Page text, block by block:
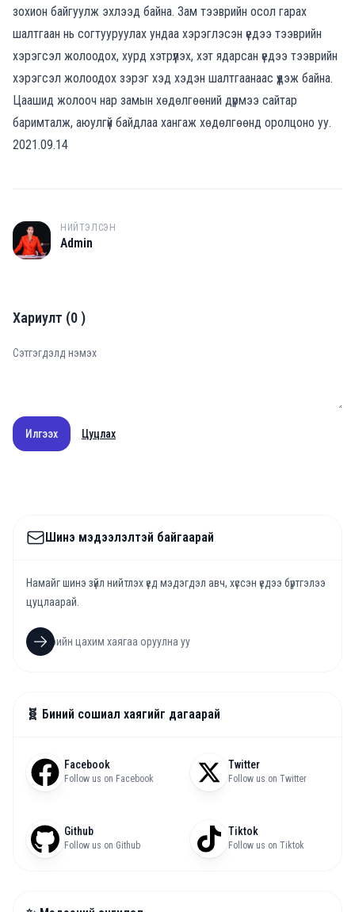
зохион байгуулж эхлээд байна. Зам тээврийн осол гарах
шалтгаан нь согтууруулах ундаа хэрэглэсэн үедээ тээврийн
хэрэгсэл жолоодох, хурд хэтрүүлэх, хэт ядарсан үедээ тээврийн
хэрэгсэл жолоодох зэрэг хэд хэдэн шалтгаанаас үүдэж байна.
Цаашид жолооч нар замын хөдөлгөөний дүрмээ сайтар
баримталж, аюулгүй байдлаа хангаж хөдөлгөөнд оролцоно уу.
2021.09.14
A
НИЙТЭЛСЭН
Admin
Хариулт (0)
Илгээх Цуцлах
Шинэ мэдээлэлтэй байгаарай
Намайг шинэ зүйл нийтлэх үед мэдэгдэл авч, хүссэн үедээ бүртгэлээ
цуцлаарай.
🧬 Биний сошиал хаягийг дагаарай
Facebook
Follow us on Facebook
Twitter
Follow us on Twitter
Github
Follow us on Github
Tiktok
Follow us on Tiktok